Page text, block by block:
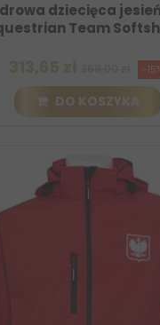
dziecięca
Team
-
DO KOSZYKA